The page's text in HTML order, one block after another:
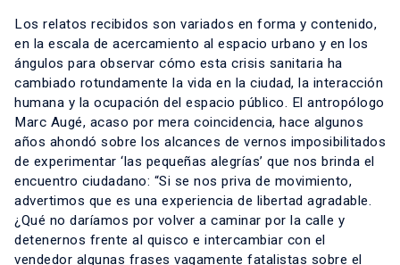
Los relatos recibidos son variados en forma y contenido,
en la escala de acercamiento al espacio urbano y en los
ángulos para observar cómo esta crisis sanitaria ha
cambiado rotundamente la vida en la ciudad, la interacción
humana y la ocupación del espacio público. El antropólogo
Marc Augé, acaso por mera coincidencia, hace algunos
años ahondó sobre los alcances de vernos imposibilitados
de experimentar ‘las pequeñas alegrías’ que nos brinda el
encuentro ciudadano: “Si se nos priva de movimiento,
advertimos que es una experiencia de libertad agradable.
¿Qué no daríamos por volver a caminar por la calle y
detenernos frente al quisco e intercambiar con el
vendedor algunas frases vagamente fatalistas sobre el